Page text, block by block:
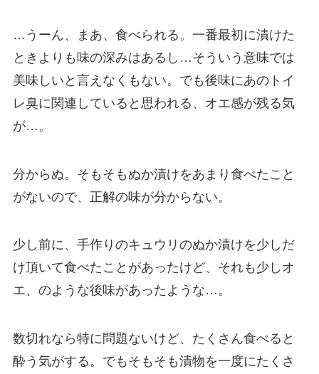
…うーん、まあ、食べられる。一番最初に漬けた
ときよりも味の深みはあるし…そういう意味では
美味しいと言えなくもない。でも後味にあのトイ
レ臭に関連していると思われる、オエ感が残る気
が…。
分からぬ。そもそもぬか漬けをあまり食べたこと
がないので、正解の味が分からない。
少し前に、手作りのキュウリのぬか漬けを少しだ
け頂いて食べたことがあったけど、それも少しオ
エ、のような後味があったような…。
数切れなら特に問題ないけど、たくさん食べると
酔う気がする。でもそもそも漬物を一度にたくさ